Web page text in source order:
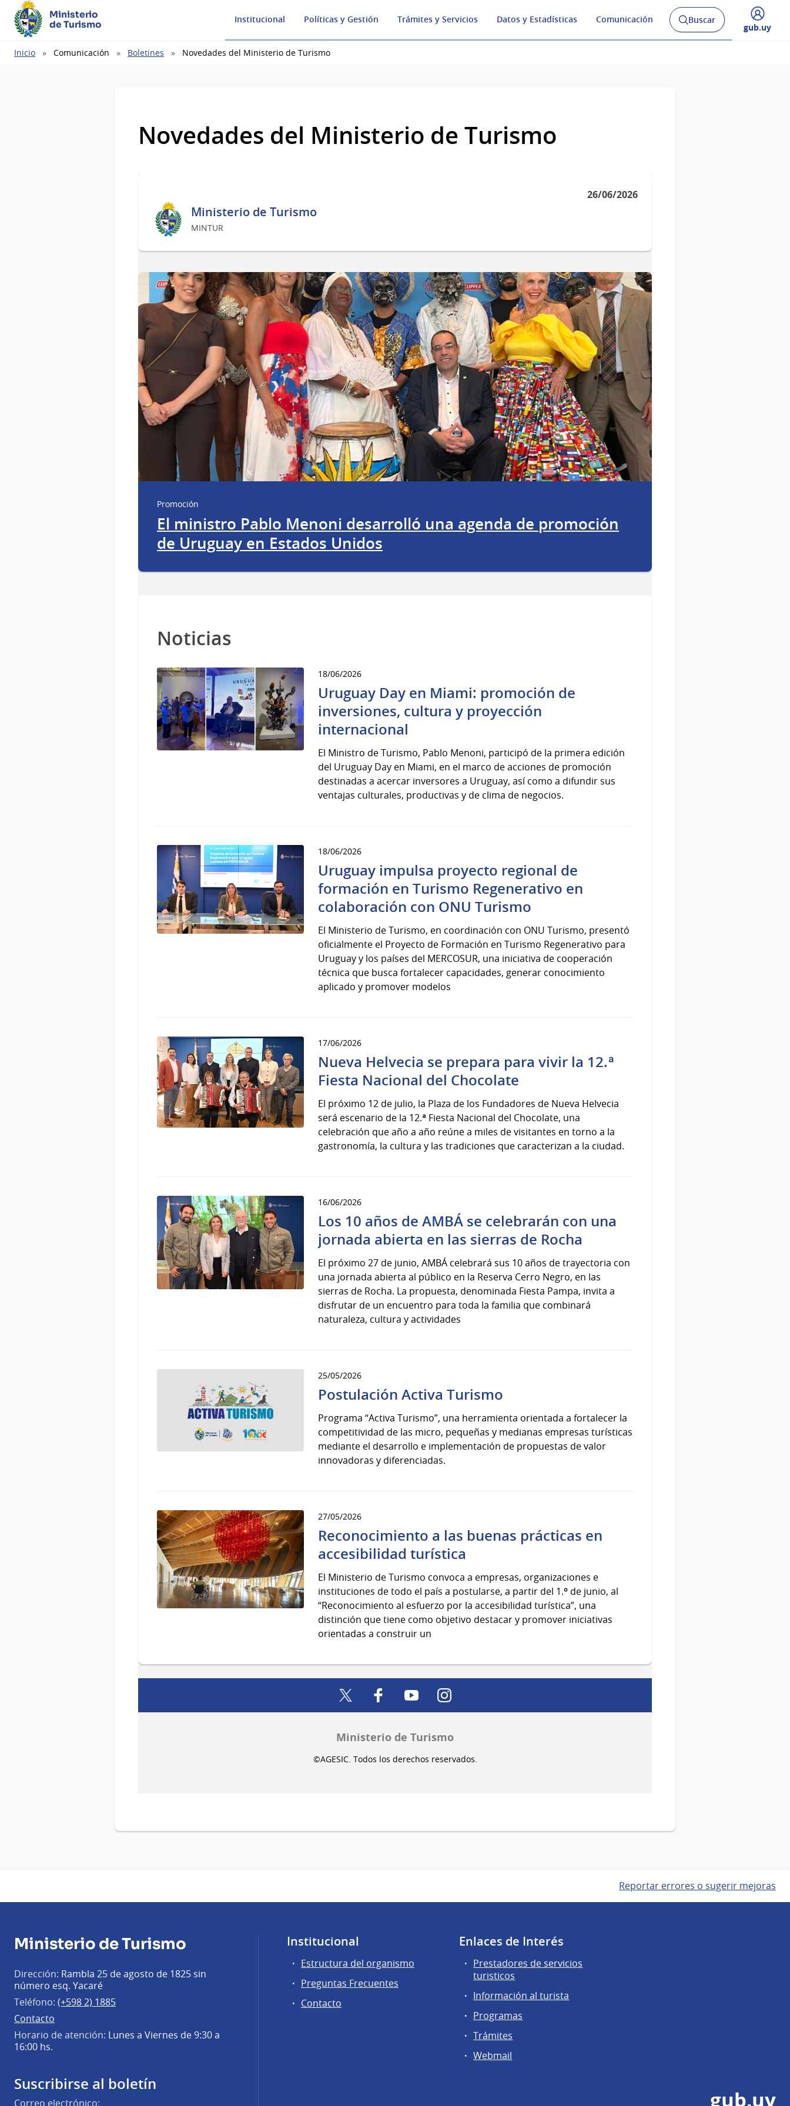
Ministerio
de Turismo
Institucional Políticas y Gestión Trámites y Servicios Datos y Estadísticas Comunicación
Abrir
buscador
Buscar
Desplegar
gub.uy
Ruta
Inicio Comunicación Boletines Novedades del Ministerio de Turismo
Novedades del Ministerio de Turismo
26/06/2026
Ministerio de Turismo
MINTUR
Promoción
El ministro Pablo Menoni desarrolló una agenda de promoción
de Uruguay en Estados Unidos
Noticias
18/06/2026
Uruguay Day en Miami: promoción de
inversiones, cultura y proyección
internacional
El Ministro de Turismo, Pablo Menoni, participó de la primera edición
del Uruguay Day en Miami, en el marco de acciones de promoción
destinadas a acercar inversores a Uruguay, así como a difundir sus
ventajas culturales, productivas y de clima de negocios.
18/06/2026
Uruguay impulsa proyecto regional de
formación en Turismo Regenerativo en
colaboración con ONU Turismo
El Ministerio de Turismo, en coordinación con ONU Turismo, presentó
oficialmente el Proyecto de Formación en Turismo Regenerativo para
Uruguay y los países del MERCOSUR, una iniciativa de cooperación
técnica que busca fortalecer capacidades, generar conocimiento
aplicado y promover modelos
17/06/2026
Nueva Helvecia se prepara para vivir la 12.ª
Fiesta Nacional del Chocolate
El próximo 12 de julio, la Plaza de los Fundadores de Nueva Helvecia
será escenario de la 12.ª Fiesta Nacional del Chocolate, una
celebración que año a año reúne a miles de visitantes en torno a la
gastronomía, la cultura y las tradiciones que caracterizan a la ciudad.
16/06/2026
Los 10 años de AMBÁ se celebrarán con una
jornada abierta en las sierras de Rocha
El próximo 27 de junio, AMBÁ celebrará sus 10 años de trayectoria con
una jornada abierta al público en la Reserva Cerro Negro, en las
sierras de Rocha. La propuesta, denominada Fiesta Pampa, invita a
disfrutar de un encuentro para toda la familia que combinará
naturaleza, cultura y actividades
25/05/2026
Postulación Activa Turismo
Programa “Activa Turismo”, una herramienta orientada a fortalecer la
competitividad de las micro, pequeñas y medianas empresas turísticas
mediante el desarrollo e implementación de propuestas de valor
innovadoras y diferenciadas.
27/05/2026
Reconocimiento a las buenas prácticas en
accesibilidad turística
El Ministerio de Turismo convoca a empresas, organizaciones e
instituciones de todo el país a postularse, a partir del 1.º de junio, al
“Reconocimiento al esfuerzo por la accesibilidad turística”, una
distinción que tiene como objetivo destacar y promover iniciativas
orientadas a construir un
twitter facebook youtube
Ministerio de Turismo
©AGESIC. Todos los derechos reservados.
Reportar errores o sugerir mejoras
Ministerio de Turismo
Dirección: Rambla 25 de agosto de 1825 sin
número esq. Yacaré
Teléfono: (+598 2) 1885
Contacto
Horario de atención: Lunes a Viernes de 9:30 a
16:00 hs.
Suscribirse al boletín
Correo electrónico:
Institucional
Estructura del organismo
Preguntas Frecuentes
Contacto
Enlaces de Interés
Prestadores de servicios
turisticos
Información al turista
Programas
Trámites
Webmail
gub.uy